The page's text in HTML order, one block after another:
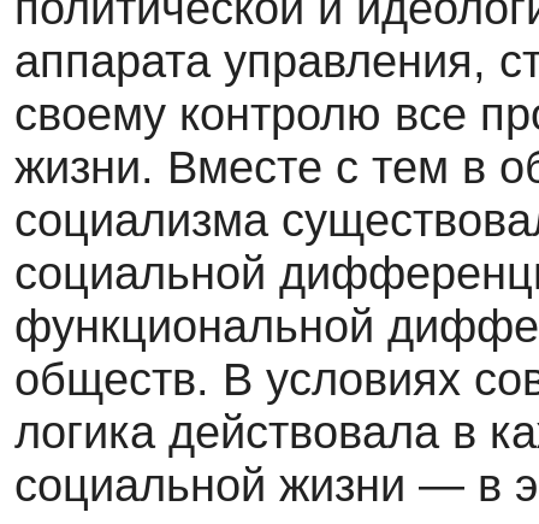
аппарата управления,
своему контролю все
жизни. Вместе с тем в
социализма
социальной
функциональной
обществ. В условиях
логика действовала в
социальной жизни — в